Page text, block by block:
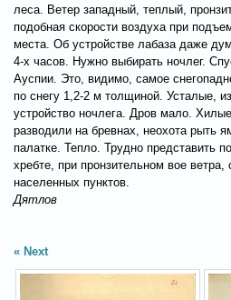
леса. Ветер западный, теплый,
подобная скорости воздуха при
места. Об устройстве лабаза даже
4-х часов. Нужно выбирать ночлег.
Ауспии. Это, видимо, самое
по снегу 1,2-2 м толщиной. Усталые,
устройство ночлега. Дров мало.
разводили на бревнах, неохота рыть
палатке. Тепло. Трудно представить
хребте, при пронзительном вое ветра,
населенных пунктов.
Дятлов
Next